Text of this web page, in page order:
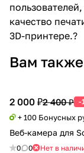
качество
3D-принтере.?
Вам
2 000 ₽2 400 ₽ -
+ 100 Бонусных
Веб-камера для
0 0 Нет в